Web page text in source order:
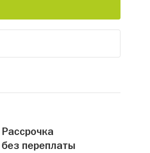
Рассрочка
без переплаты